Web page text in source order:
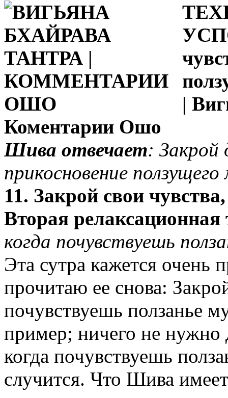
|
Коментарии Ошо
Шива отвечает: Закрой
прикосновение
11. Закрой свои
Вторая релаксационная
когда почувствуешь
Эта сутра кажется очень
прочитаю ее снова:
почувствуешь ползанье
пример; ничего не нужно
когда почувствуешь
случится. Что Шива